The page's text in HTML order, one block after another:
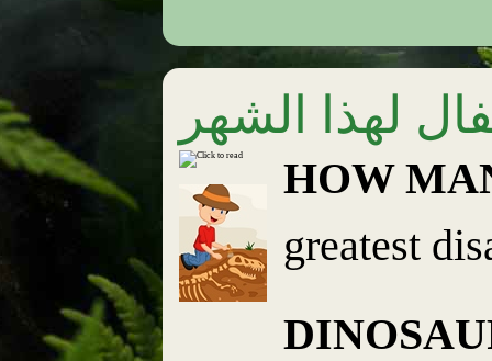
لهذا الشهر
HOW
greatest